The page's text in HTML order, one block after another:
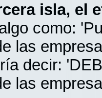
isla, el
como:
las
las